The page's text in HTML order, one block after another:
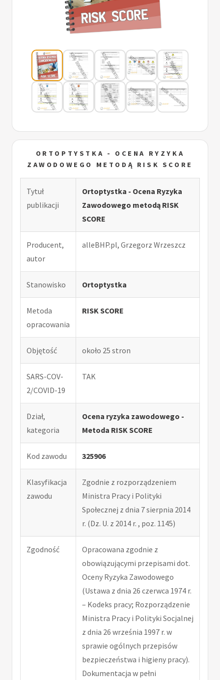
ORTOPTYSTKA - OCENA RYZYKA
ZAWODOWEGO METODĄ RISK SCORE
Tytuł
publikacji
Ortoptystka - Ocena Ryzyka
Zawodowego metodą RISK
SCORE
Producent,
autor
alleBHP.pl, Grzegorz Wrzeszcz
Stanowisko Ortoptystka
Metoda
opracowania
RISK SCORE
Objętość około 25 stron
SARS-COV-
2/COVID-19
TAK
Dział,
kategoria
Ocena ryzyka zawodowego -
Metoda RISK SCORE
Kod zawodu 325906
Klasyfikacja
zawodu
Zgodnie z rozporządzeniem
Ministra Pracy i Polityki
Społecznej z dnia 7 sierpnia 2014
r. (Dz. U. z 2014 r. , poz. 1145)
Zgodność
Opracowana zgodnie z
obowiązującymi przepisami dot.
Oceny Ryzyka Zawodowego
(Ustawa z dnia 26 czerwca 1974 r.
– Kodeks pracy; Rozporządzenie
Ministra Pracy i Polityki Socjalnej
z dnia 26 września 1997 r. w
sprawie ogólnych przepisów
bezpieczeństwa i higieny pracy).
Dokumentacja w pełni